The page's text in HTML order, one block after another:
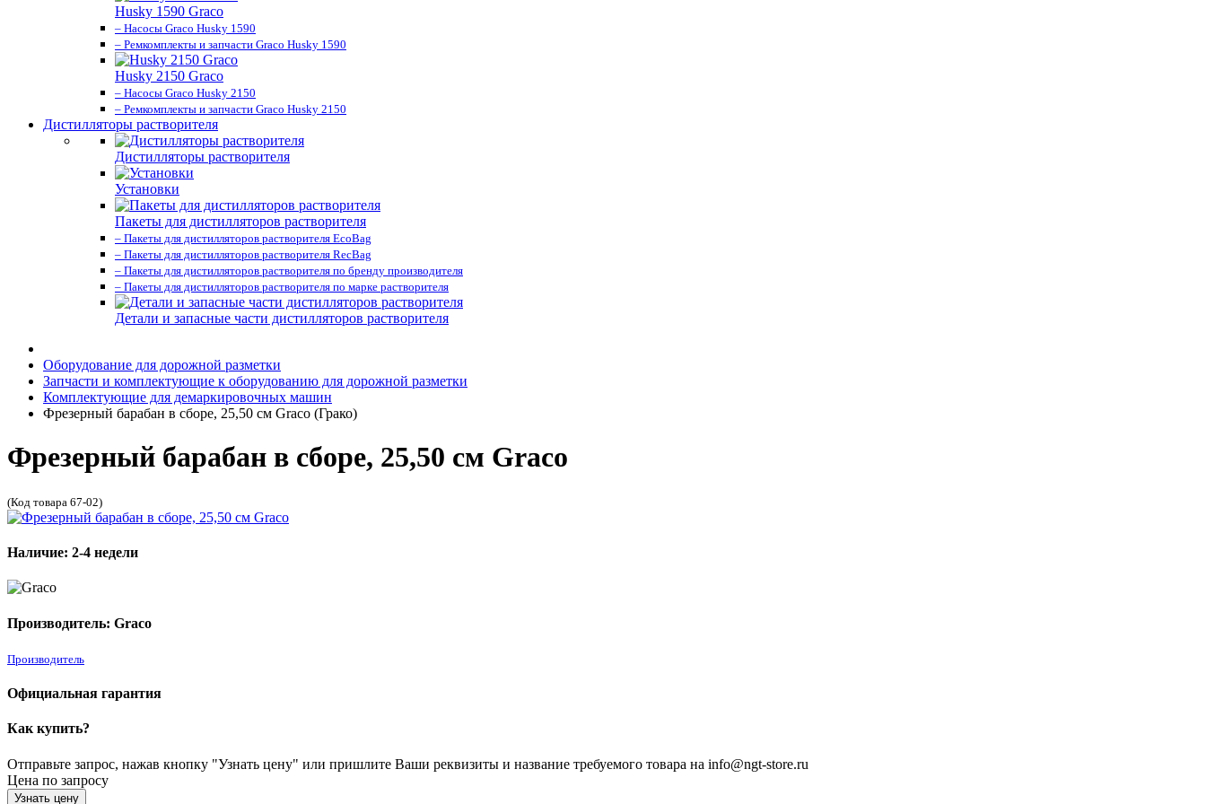
Husky 1590 Graco
– Насосы Graco Husky 1590
– Ремкомплекты и запчасти Graco Husky 1590
Husky 2150 Graco
– Насосы Graco Husky 2150
– Ремкомплекты и запчасти Graco Husky 2150
Дистилляторы растворителя
Дистилляторы растворителя
Установки
Пакеты для дистилляторов растворителя
– Пакеты для дистилляторов растворителя EcoBag
– Пакеты для дистилляторов растворителя RecBag
– Пакеты для дистилляторов растворителя по бренду производителя
– Пакеты для дистилляторов растворителя по марке растворителя
Детали и запасные части дистилляторов растворителя
Оборудование для дорожной разметки
Запчасти и комплектующие к оборудованию для дорожной разметки
Комплектующие для демаркировочных машин
Фрезерный барабан в сборе, 25,50 см Graco (Грако)
Фрезерный барабан в сборе, 25,50 см Graco
(Код товара 67-02)
Наличие: 2-4 недели
Производитель: Graco
Производитель
Официальная гарантия
Как купить?
Отправьте запрос, нажав кнопку "Узнать цену" или пришлите Ваши реквизиты и название требуемого товара на info@ngt-store.ru
Цена по запросу
Узнать цену